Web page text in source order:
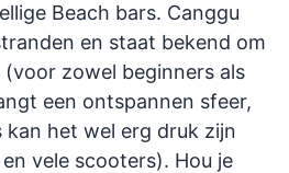
Beach bars. Canggu
en staat bekend om
zowel beginners als
een ontspannen sfeer,
kan het wel erg druk zijn
vele scooters). Hou je